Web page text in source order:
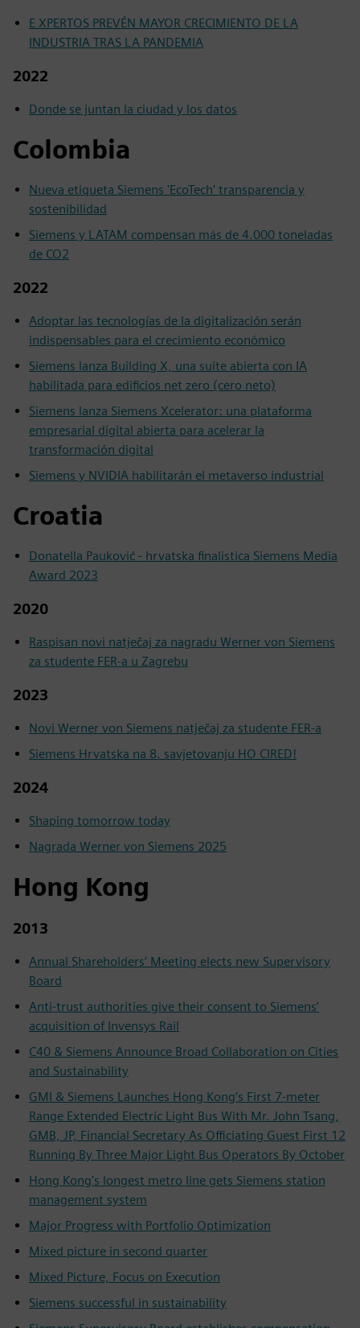
E XPERTOS PREVÉN MAYOR CRECIMIENTO DE LA
INDUSTRIA TRAS LA PANDEMIA
2022
Donde se juntan la ciudad y los datos
Colombia
Nueva etiqueta Siemens 'EcoTech' transparencia y
sostenibilidad
Siemens y LATAM compensan más de 4.000 toneladas
de CO2
2022
Adoptar las tecnologías de la digitalización serán
indispensables para el crecimiento económico
Siemens lanza Building X, una suite abierta con IA
habilitada para edificios net zero (cero neto)
Siemens lanza Siemens Xcelerator: una plataforma
empresarial digital abierta para acelerar la
transformación digital
Siemens y NVIDIA habilitarán el metaverso industrial
Croatia
Donatella Pauković - hrvatska finalistica Siemens Media
Award 2023
2020
Raspisan novi natječaj za nagradu Werner von Siemens
za studente FER-a u Zagrebu
2023
Novi Werner von Siemens natječaj za studente FER-a
Siemens Hrvatska na 8. savjetovanju HO CIRED!
2024
Shaping tomorrow today
Nagrada Werner von Siemens 2025
Hong Kong
2013
Annual Shareholders’ Meeting elects new Supervisory
Board
Anti-trust authorities give their consent to Siemens’
acquisition of Invensys Rail
C40 & Siemens Announce Broad Collaboration on Cities
and Sustainability
GMI & Siemens Launches Hong Kong’s First 7-meter
Range Extended Electric Light Bus With Mr. John Tsang,
GMB, JP, Financial Secretary As Officiating Guest First 12
Running By Three Major Light Bus Operators By October
Hong Kong's longest metro line gets Siemens station
management system
Major Progress with Portfolio Optimization
Mixed picture in second quarter
Mixed Picture, Focus on Execution
Siemens successful in sustainability